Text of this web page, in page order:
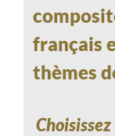
français
thèmes